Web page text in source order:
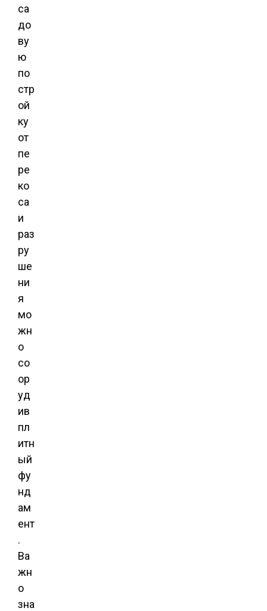
са
до
ву
ю
по
стр
ой
ку
от
пе
ре
ко
са
и
раз
ру
ше
ни
я
мо
жн
о
со
ор
уд
ив
пл
итн
ый
фу
нд
ам
ент
.
Ва
жн
о
зна